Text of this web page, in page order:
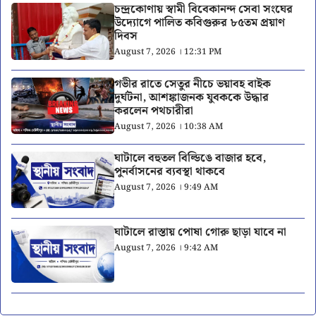
চন্দ্রকোণায় স্বামী বিবেকানন্দ সেবা সংঘের
উদ্যোগে পালিত কবিগুরুর ৮৫তম প্রয়াণ
দিবস
August 7, 2026 । 12:31 PM
গভীর রাতে সেতুর নীচে ভয়াবহ বাইক
দুর্ঘটনা, আশঙ্কাজনক যুবককে উদ্ধার
করলেন পথচারীরা
August 7, 2026 । 10:38 AM
ঘাটালে বহুতল বিল্ডিঙে বাজার হবে,
পুনর্বাসনের ব্যবস্থা থাকবে
August 7, 2026 । 9:49 AM
ঘাটালে রাস্তায় পোষা গোরু ছাড়া যাবে না
August 7, 2026 । 9:42 AM